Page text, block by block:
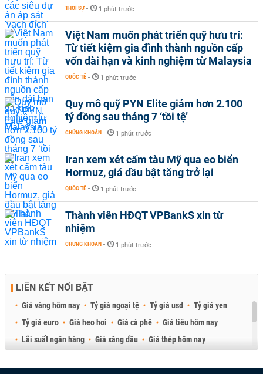
THỜI SỰ - 1 phút trước
Việt Nam muốn phát triển quỹ hưu trí:
Từ tiết kiệm gia đình thành nguồn cấp
vốn dài hạn và kinh nghiệm từ Malaysia
QUỐC TẾ - 1 phút trước
Quy mô quỹ PYN Elite giảm hơn 2.100
tỷ đồng sau tháng 7 ‘tồi tệ’
CHỨNG KHOÁN - 1 phút trước
Iran xem xét cấm tàu Mỹ qua eo biển
Hormuz, giá dầu bật tăng trở lại
QUỐC TẾ - 1 phút trước
Thành viên HĐQT VPBankS xin từ
nhiệm
CHỨNG KHOÁN - 1 phút trước
LIÊN KẾT NỔI BẬT
Giá vàng hôm nay Tỷ giá ngoại tệ Tỷ giá usd
Tỷ giá yen
Tỷ giá euro
Giá heo hơi Giá cà phê
Giá tiêu hôm nay
Lãi suất ngân hàng
Giá xăng dầu
Giá thép hôm nay